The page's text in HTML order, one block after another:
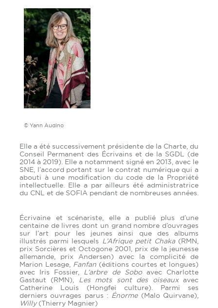
© Yann Audino
Elle a été successivement présidente de la Charte, du
Conseil Permanent des Écrivains et de la SGDL (de
2014 à 2019). Elle a notamment signé en 2013, avec le
SNE, l’accord portant sur le contrat numérique qui a
abouti à une modification du code de la Propriété
intellectuelle. Elle a par ailleurs été administratrice
du CNL et de SOFIA pendant de nombreuses années.
Écrivaine et scénariste, elle a publié plus d’une
centaine de livres dont un grand nombre d’ouvrages
sur l’art pour les jeunes ainsi que des albums
illustrés parmi lesquels L’Afrique petit Chaka(RMN,
prix Sorcières et Octogone 2001, prix de la jeunesse
allemande, prix Andersen) avec la complicité de
Marion Lesage, Fanfan (éditions courtes et longues)
avec Iris Fossier, L’arbre de Soboavec Charlotte
Gastaut (RMN), Les mots sont des oiseauxavec
Catherine Louis (Hongfei culture). Parmi ses
derniers ouvrages parus : Énorme(Malo Quirvane),
Willy(Thierry Magnier)